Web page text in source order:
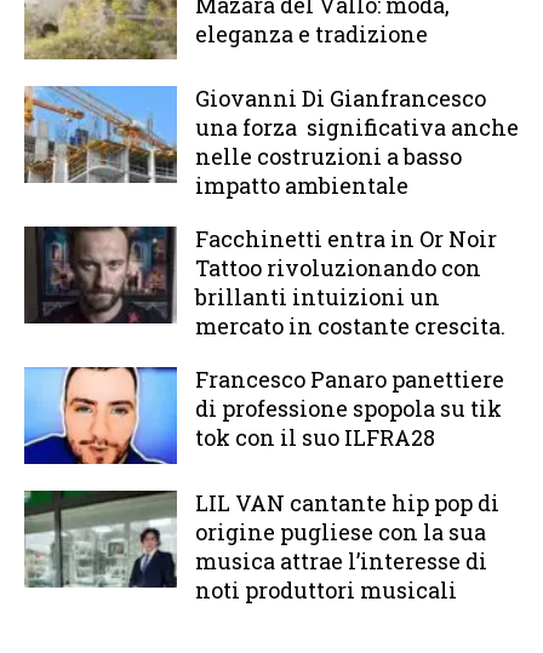
eleganza e tradizione
Giovanni Di Gianfrancesco
una forza significativa anche
nelle costruzioni a basso
impatto ambientale
Facchinetti entra in Or Noir
Tattoo rivoluzionando con
brillanti intuizioni un
mercato in costante crescita.
Francesco Panaro panettiere
di professione spopola su tik
tok con il suo ILFRA28
LIL VAN cantante hip pop di
origine pugliese con la sua
musica attrae l’interesse di
noti produttori musicali